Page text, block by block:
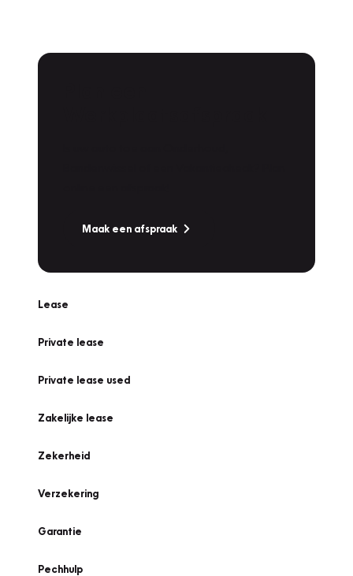
Maak een afspraak
Lease
Private lease
Private lease used
Zakelijke lease
Zekerheid
Verzekering
Garantie
Pechhulp